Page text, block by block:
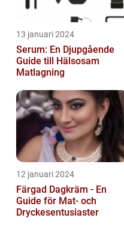
13 januari 2024
Serum: En Djupgående
Guide till Hälsosam
Matlagning
12 januari 2024
Färgad Dagkräm - En
Guide för Mat- och
Dryckesentusiaster